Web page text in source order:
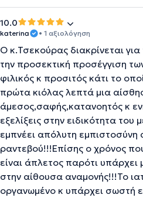
10.0
katerina • 1 αξιολόγηση
Ο κ.Τσεκούρας διακρίνεται
την προσεκτική προσέγγιση
φιλικός κ προσιτός κάτι το
πρώτα κιόλας λεπτά μια
άμεσος,σαφής,κατανοητός κ
εξελίξεις στην ειδικότητα
εμπνέει απόλυτη
ραντεβού!!!Επίσης ο χρόνος
είναι άπλετος παρότι
στην αίθουσα αναμονής!!!Το
οργανωμένο κ υπάρχει σωστή